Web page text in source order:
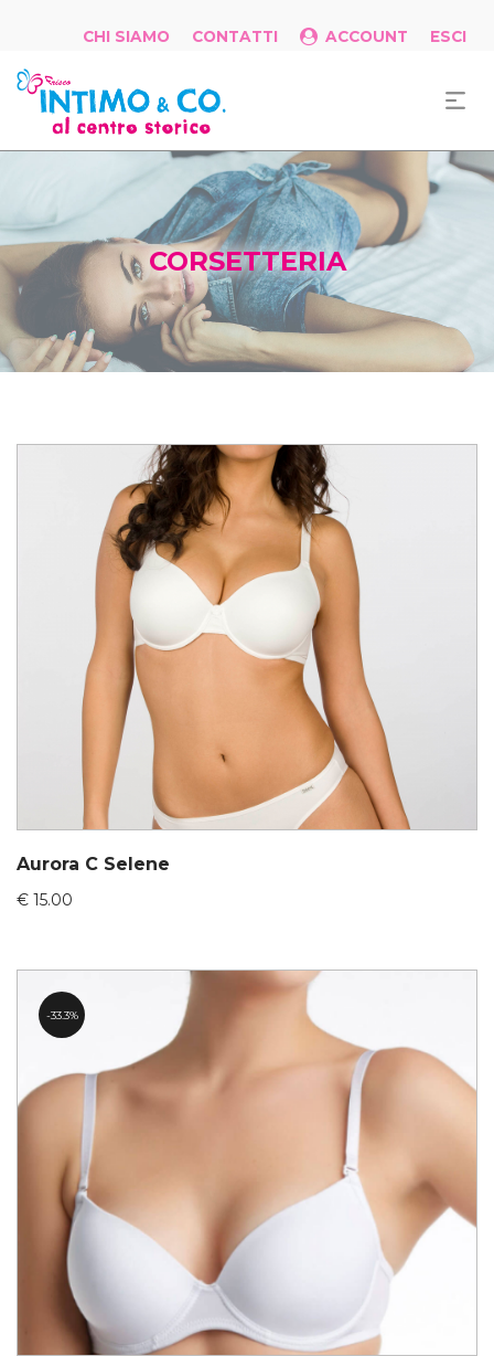
CHI SIAMO CONTATTI ACCOUNT ESCI
CORSETTERIA
Aurora C Selene
€ 15.00
33.3%